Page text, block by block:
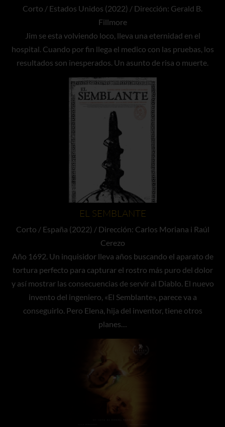
Corto / Estados Unidos (2022) / Dirección: Gerald B.
Fillmore
Jim se esta volviendo loco, lleva una eternidad en el
hospital. Cuando por fin llega el medico con las pruebas, los
resultados son inesperados. Un asunto de risa o muerte.
EL SEMBLANTE
Corto / España (2022) / Dirección: Carlos Moriana i Raúl
Cerezo
Año 1692. Un inquisidor lleva años buscando el aparato de
tortura perfecto para capturar el rostro más puro del dolor
y así mostrar las consecuencias de servir al Diablo. El nuevo
invento del ingeniero, «El Semblante», parece va a
conseguirlo. Pero Elena, hija del inventor, tiene otros
planes…